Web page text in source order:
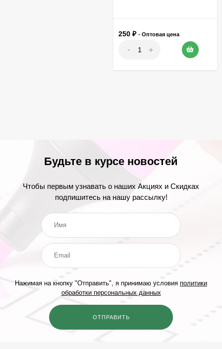
250 ₽ - Оптовая цена
- +
Будьте в курсе новостей
Чтобы первым узнавать о наших Акциях и Скидках
подпишитесь на нашу рассылку!
Нажимая на кнопку "Отправить", я принимаю условия политики
обработки персональных данных